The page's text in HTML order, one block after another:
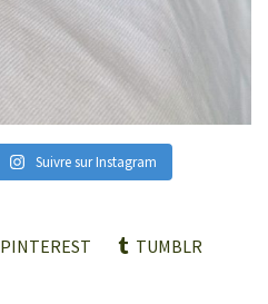
Suivre sur Instagram
PINTEREST TUMBLR